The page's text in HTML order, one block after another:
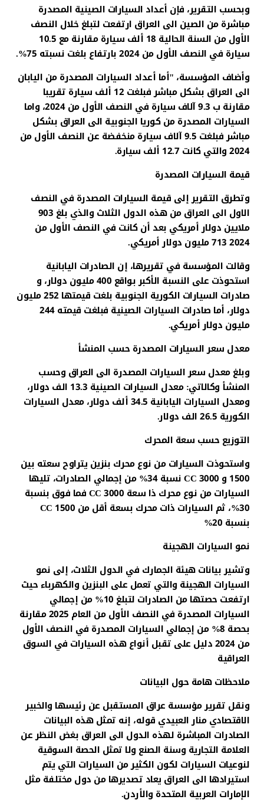
وبحسب التقرير، فإن أعداد السيارات الصينية المصدرة
مباشرة من الصين الى العراق ارتفعت لتبلغ خلال النصف
الأول من السنة الحالية 18 ألف سيارة مقارنة مع 10.5
سيارة في النصف الأول من 2024 بارتفاع بلغت نسبته 75%.
وأضاف المؤسسة، "أما أعداد السيارات المصدرة من اليابان
الى العراق بشكل مباشر فبلغت 12 ألف سيارة تقريبا
مقارنة ب 9.3 آلاف سيارة في النصف الأول من 2024، واما
السيارات المصدرة من كوريا الجنوبية الى العراق بشكل
مباشر فبلغت 9.5 آلاف سيارة منخفضة عن النصف الأول من
2024 والتي كانت 12.7 ألف سيارة.
قيمة السيارات المصدرة
وتطرق التقرير إلى قيمة السيارات المصدرة في النصف
الاول الى العراق من هذه الدول الثلاث والذي بلغ 903
ملايين دولار أمريكي بعد أن كانت في النصف الأول من
2024 713 مليون دولار أمريكي.
وقالت المؤسسة في تقريرها، إن الصادرات اليابانية
استحوذت على النسبة الأكبر بواقع 400 مليون دولار، و
صادرات السيارات الكورية الجنوبية بلغت قيمتها 252 مليون
دولار، أما صادرات السيارات الصينية فبلغت قيمته 244
مليون دولار أمريكي.
معدل سعر السيارات المصدرة حسب المنشأ
وبلغ معدل سعر السيارات المصدرة الى العراق وحسب
المنشأ وكالاتي: معدل السيارات الصينية 13.3 الف دولار،
ومعدل السيارات اليابانية 34.5 ألف دولار، معدل السيارات
الكورية 26.5 الف دولار.
التوزيع حسب سعة المحرك
واستحوذت السيارات من نوع محرك بنزين يتراوح سعته بين
1500 و 3000 CC نسبة 34% من إجمالي الصادرات، تليها
السيارات من نوع محرك ذا سعة 3000 CC فما فوق بنسبة
30%، ثم السيارات ذات محرك بسعة أقل من 1500 CC
بنسبة 20%
نمو السيارات الهجينة
وتشير بيانات هيئة الجمارك في الدول الثلاث، إلى نمو
السيارات الهجينة والتي تعمل على البنزين والكهرباء حيث
ارتفعت حصتها من الصادرات لتبلغ 10% من إجمالي
السيارات المصدرة في النصف الأول من العام 2025 مقارنة
بحصة 8% من إجمالي السيارات المصدرة في النصف الأول
من 2024 دليل على تقبل أنواع هذه السيارات في السوق
العراقية
ملاحظات هامة حول البيانات
ونقل تقرير مؤسسة عراق المستقبل عن رئيسها والخبير
الاقتصادي منار العبيدي قوله، إنه تمثل هذه البيانات
الصادرات المباشرة لهذه الدول الى العراق بغض النظر عن
العلامة التجارية وسنة الصنع ولا تمثل الحصة السوقية
لنوعيات السيارات لكون الكثير من السيارات التي يتم
استيرادها الى العراق يعاد تصديرها من دول مختلفة مثل
الإمارات العربية المتحدة والأردن.